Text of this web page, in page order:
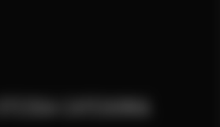
CATEGORIA